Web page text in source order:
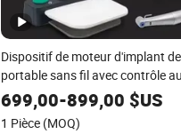
Dispositif de moteur d'implant
portable sans fil avec contrôle
pour équipement de chirurgie
699,00-899,00 $US
1 Pièce (MOQ)